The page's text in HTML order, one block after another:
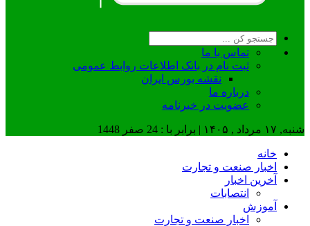
تماس با ما
ثبت نام در بانک اطلاعات روابط عمومی
نقشه بورس ایران
درباره ما
عضويت در خبرنامه
شنبه, ۱۷ مرداد , ۱۴۰۵ | برابر با : 24 صفر 1448
خانه
اخبار صنعت و تجارت
آخرین اخبار
انتصابات
آموزش
اخبار صنعت و تجارت